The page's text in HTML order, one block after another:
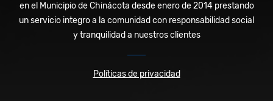
en el Municipio de Chinácota desde enero de 2014 prestando
un servicio integro a la comunidad con responsabilidad social
y tranquilidad a nuestros clientes
Políticas de privacidad